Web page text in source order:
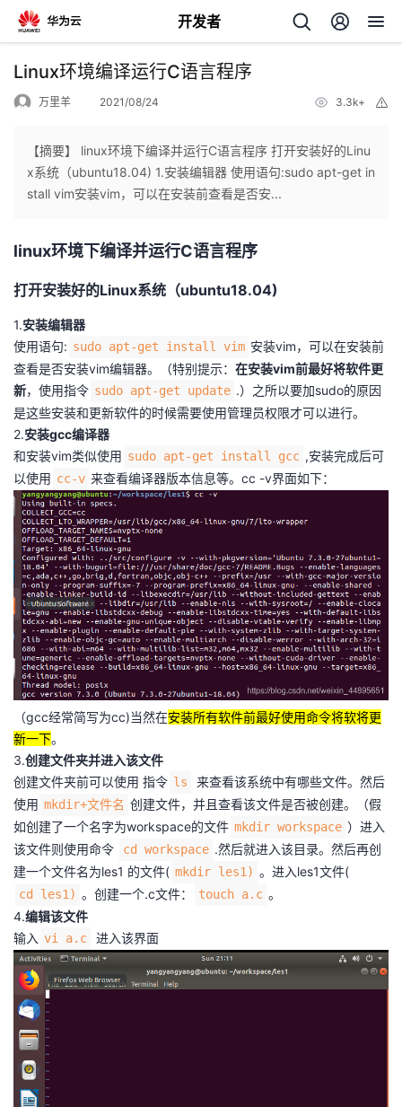
开发者
返
人
主
页
我
的
开
发
者
我
的
博
客
我
的
论
坛
我
的
圈
子
我
的
直
播
我
的
活
动
我
的
关
注
我
的
开
发
者
学
堂
我
的
我
我
的
Programs
我
的
支
持
我
的
技
我
的
Linux环境编译运行C语言程序
万里羊 2021/08/24 3.3k+
【摘要】 linux环境下编译并运行C语言程序 打开安装好的Linu
x系统（ubuntu18.04) 1.安装编辑器 使用语句:sudo apt-get in
stall vim安装vim，可以在安装前查看是否安...
linux环境下编译并运行C语言程序
打开安装好的Linux系统（ubuntu18.04)
1.安装编辑器
使用语句: sudo apt-get install vim 安装vim，可以在安装前
查看是否安装vim编辑器。（特别提示： 在安装vim前最好将软件更
新，使用指令 sudo apt-get update .）之所以要加sudo的原因
是这些安装和更新软件的时候需要使用管理员权限才可以进行。
2.安装gcc编译器
和安装vim类似使用 sudo apt-get install gcc ,安装完成后可
以使用 cc-v 来查看编译器版本信息等。cc -v界面如下：
（gcc经常简写为cc)当然在安装所有软件前最好使用命令将软将更
新一下。
3.创建文件夹并进入该文件
创建文件夹前可以使用 指令 ls
来查看该系统中有哪些文件。然后
使用 mkdir+文件名 创建文件，并且查看该文件是否被创建。（假
如创建了一个名字为workspace的文件 mkdir workspace ）进入
该文件则使用命令
cd workspace .然后就进入该目录。然后再创
建一个文件名为les1 的文件( mkdir les1) 。进入les1文件(
cd les1) 。创建一个.c文件： touch a.c 。
4.编辑该文件
输入 vi a.c 进入该界面